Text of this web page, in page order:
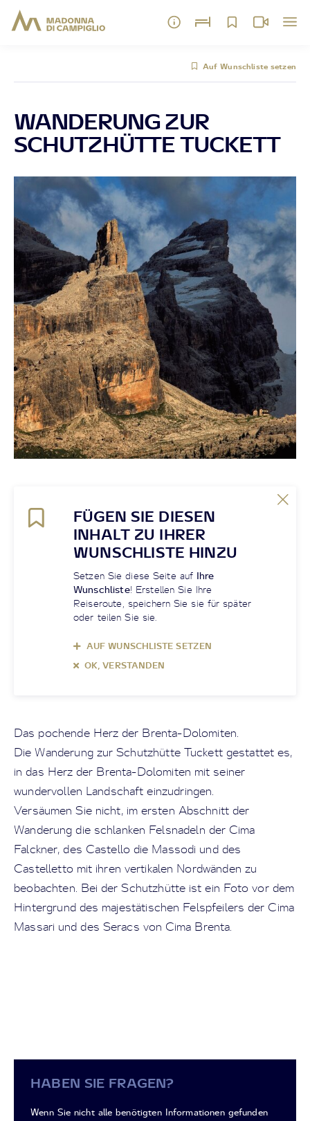
Auf Wunschliste setzen
WANDERUNG ZUR
SCHUTZHÜTTE TUCKETT
FÜGEN SIE DIESEN
INHALT ZU IHRER
WUNSCHLISTE HINZU
Setzen Sie diese Seite auf Ihre
Wunschliste! Erstellen Sie Ihre
Reiseroute, speichern Sie sie für später
oder teilen Sie sie.
AUF WUNSCHLISTE SETZEN
OK, VERSTANDEN
Das pochende Herz der Brenta-Dolomiten.
Die Wanderung zur Schutzhütte Tuckett gestattet es,
in das Herz der Brenta-Dolomiten mit seiner
wundervollen Landschaft einzudringen.
Versäumen Sie nicht, im ersten Abschnitt der
Wanderung die schlanken Felsnadeln der Cima
Falckner, des Castello die Massodi und des
Castelletto mit ihren vertikalen Nordwänden zu
beobachten. Bei der Schutzhütte ist ein Foto vor dem
Hintergrund des majestätischen Felspfeilers der Cima
Massari und des Seracs von Cima Brenta.
HABEN SIE FRAGEN?
Wenn Sie nicht alle benötigten Informationen gefunden